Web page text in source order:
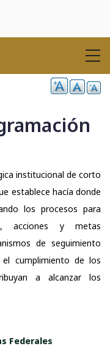
institucional de corto
establece hacía donde
los procesos para
acciones y metas
de seguimiento
cumplimiento de los
a alcanzar los
Federales